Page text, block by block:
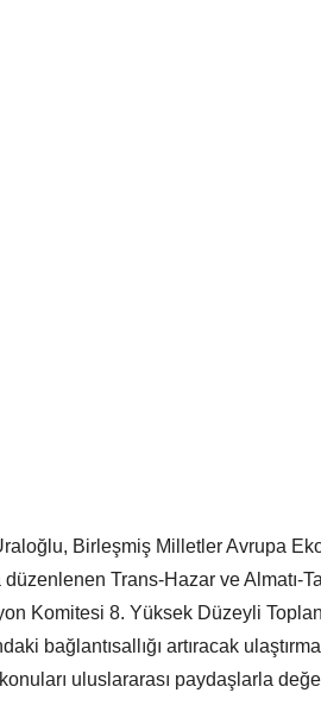
Birleşmiş Milletler Avrupa
Trans-Hazar ve Almatı-
Komitesi 8. Yüksek Düzeyli
bağlantısallığı artıracak
uluslararası paydaşlarla